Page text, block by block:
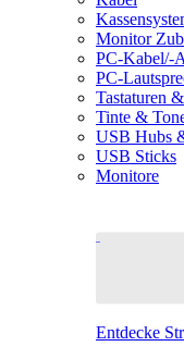
Monitor
PC-Kabel/-
PC-
Tastaturen
Tinte &
USB Hubs
USB Sticks
Monitore
Entdecke